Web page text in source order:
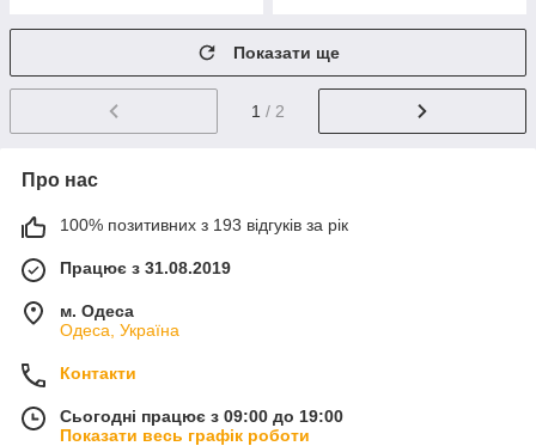
Показати ще
1 / 2
Про нас
100% позитивних з 193 відгуків за рік
Працює з 31.08.2019
м. Одеса
Одеса, Україна
Контакти
Сьогодні працює з 09:00 до 19:00
Показати весь графік роботи